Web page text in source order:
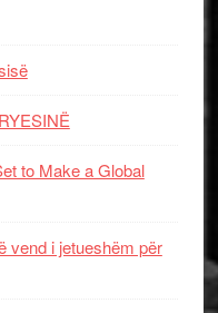
to Make a Global
vend i jetueshëm për